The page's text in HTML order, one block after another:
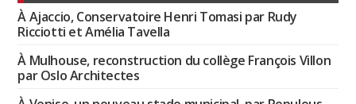
À Ajaccio, Conservatoire Henri Tomasi par Rudy
Ricciotti et Amélia Tavella
À Mulhouse, reconstruction du collège François Villon
par Oslo Architectes